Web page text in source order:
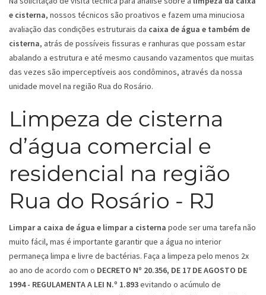
e cisterna, nossos técnicos são proativos e fazem uma minuciosa
avaliação das condições estruturais da caixa de água e também de
cisterna, atrás de possíveis fissuras e ranhuras que possam estar
abalando a estrutura e até mesmo causando vazamentos que muitas
das vezes são imperceptíveis aos condôminos, através da nossa
unidade movel na região Rua do Rosário.
Limpeza de cisterna
d’água comercial e
residencial na região
Rua do Rosário - RJ
Limpar a caixa de água e limpar a cisterna pode ser uma tarefa não
muito fácil, mas é importante garantir que a água no interior
permaneça limpa e livre de bactérias. Faça a limpeza pelo menos 2x
ao ano de acordo com o DECRETO Nº 20.356, DE 17 DE AGOSTO DE
1994 - REGULAMENTA A LEI N.º 1.893evitando o acúmulo de